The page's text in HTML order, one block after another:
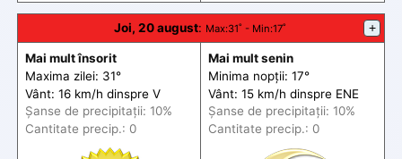
Joi, 20 august: Max:31˚ - Min:17˚ +
Mai mult însorit
Maxima zilei: 31°
Vânt: 16 km/h dinspre V
Șanse de precipitații: 10%
Cantitate precip.: 0
Mai mult senin
Minima nopții: 17°
Vânt: 15 km/h dinspre ENE
Șanse de precipitații: 10%
Cantitate precip.: 0